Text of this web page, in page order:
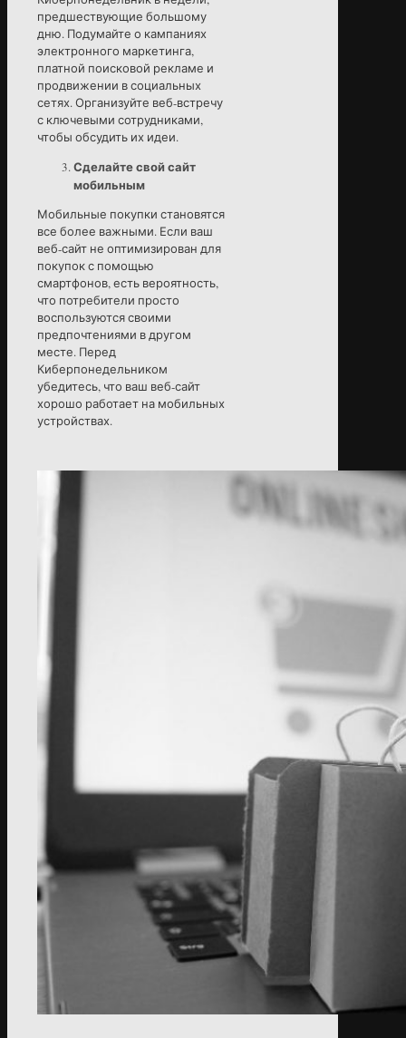
предшествующие большому
дню. Подумайте о кампаниях
электронного маркетинга,
платной поисковой рекламе и
продвижении в социальных
сетях. Организуйте веб-встречу
с ключевыми сотрудниками,
чтобы обсудить их идеи.
Сделайте свой сайт
мобильным
Мобильные покупки становятся
все более важными. Если ваш
веб-сайт не оптимизирован для
покупок с помощью
смартфонов, есть вероятность,
что потребители просто
воспользуются своими
предпочтениями в другом
месте. Перед
Киберпонедельником
убедитесь, что ваш веб-сайт
хорошо работает на мобильных
устройствах.